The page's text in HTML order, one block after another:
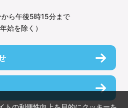
ら午後5時15分まで
始を除く）